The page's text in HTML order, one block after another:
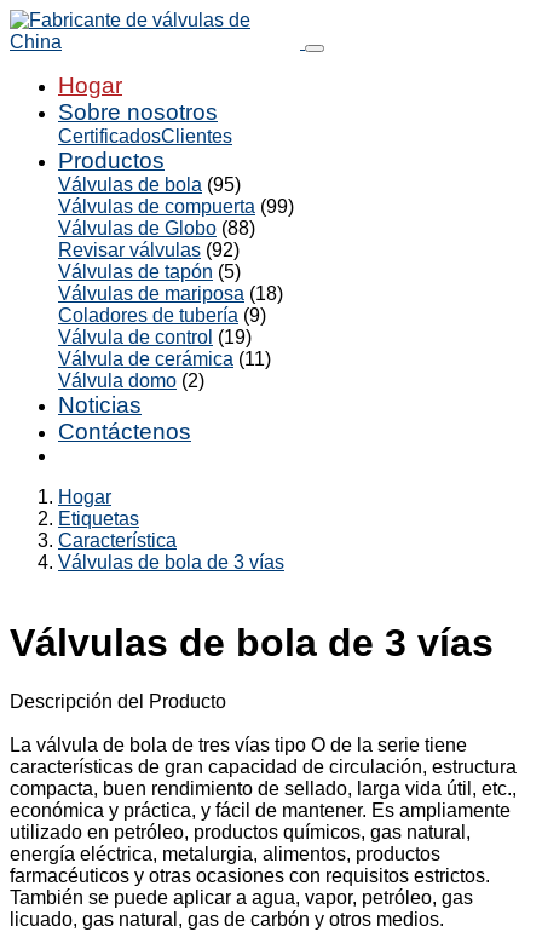
Hogar
Sobre nosotros
CertificadosClientes
Productos
Válvulas de bola (95)
Válvulas de compuerta (99)
Válvulas de Globo (88)
Revisar válvulas (92)
Válvulas de tapón (5)
Válvulas de mariposa (18)
Coladores de tubería (9)
Válvula de control (19)
Válvula de cerámica (11)
Válvula domo (2)
Noticias
Contáctenos
Hogar
Etiquetas
Característica
Válvulas de bola de 3 vías
Válvulas de bola de 3 vías
Descripción del Producto
La válvula de bola de tres vías tipo O de la serie tiene
características de gran capacidad de circulación, estructura
compacta, buen rendimiento de sellado, larga vida útil, etc.,
económica y práctica, y fácil de mantener. Es ampliamente
utilizado en petróleo, productos químicos, gas natural,
energía eléctrica, metalurgia, alimentos, productos
farmacéuticos y otras ocasiones con requisitos estrictos.
También se puede aplicar a agua, vapor, petróleo, gas
licuado, gas natural, gas de carbón y otros medios.